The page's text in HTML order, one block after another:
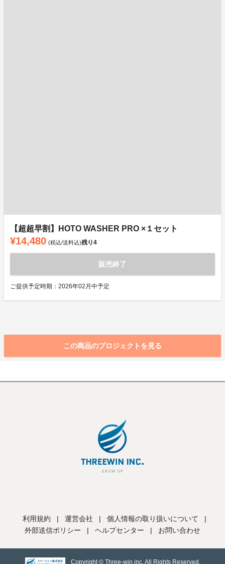
【超超早割】HOTO WASHER PRO ×１セット
¥14,480 (税込/送料込)残り4
販売終了
ご提供予定時期：2026年02月中予定
この商品のプロジェクトを見る
利用規約 | 運営会社 | 個人情報の取り扱いについて
|
外部送信ポリシー
| ヘルプセンター | お問い合わせ
Copyright © Three-win inc, All Rights Reserved.